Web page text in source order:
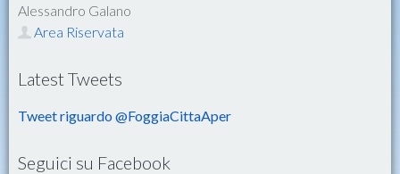
Alessandro Galano
Area Riservata
Latest Tweets
Tweet riguardo @FoggiaCittaAper
Seguici su Facebook